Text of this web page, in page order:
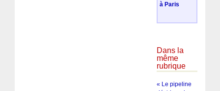
à Paris
Dans la
même
rubrique
« Le pipeline